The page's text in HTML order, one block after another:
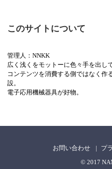
このサイトについて
管理人：NNKK
広く浅くをモットーに色々手を出し
コンテンツを消費する側ではなく作
設。
電子応用機械器具が好物。
お問い合わせ プ
© 2017